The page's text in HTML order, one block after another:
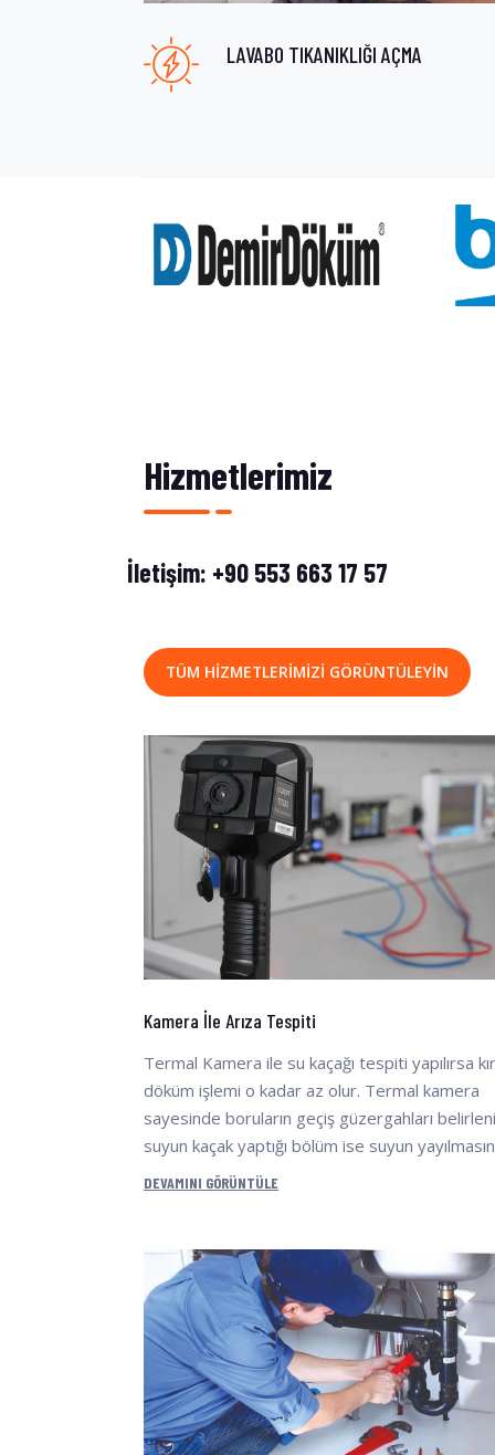
LAVABO TIKANIKLIĞI AÇMA
Hizmetlerimiz
İletişim: +90 553 663 17 57
TÜM HIZMETLERIMIZI GÖRÜNTÜLEYIN
Kamera İle Arıza Tespiti
Termal Kamera ile su kaçağı tespiti yapılırsa
döküm işlemi o kadar az olur. Termal kamera
sayesinde boruların geçiş güzergahları
suyun kaçak yaptığı bölüm ise suyun
DEVAMINI GÖRÜNTÜLE